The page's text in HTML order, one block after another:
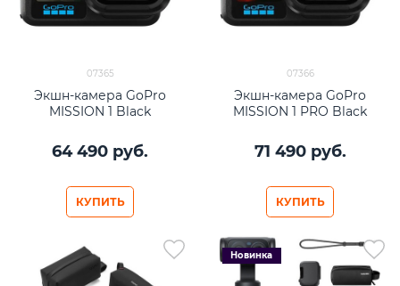
07365
Экшн-камера GoPro
MISSION 1 Black
64 490 руб.
КУПИТЬ
07366
Экшн-камера GoPro
MISSION 1 PRO Black
71 490 руб.
КУПИТЬ
Новинка